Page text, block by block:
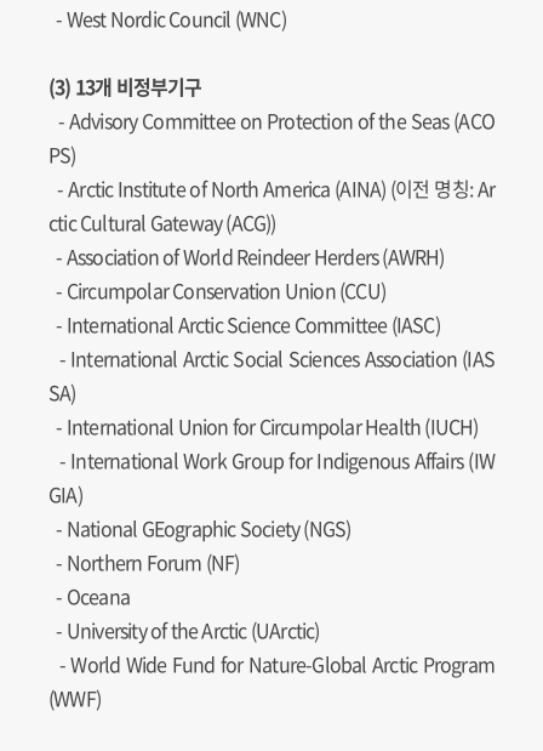
- West Nordic Council (WNC)
(3) 13개 비정부기구
- Advisory Committee on Protection of the Seas (ACO
PS)
- Arctic Institute of North America (AINA) (이전 명칭: Ar
ctic Cultural Gateway (ACG))
- Association of World Reindeer Herders (AWRH)
- Circumpolar Conservation Union (CCU)
- International Arctic Science Committee (IASC)
- International Arctic Social Sciences Association (IAS
SA)
- International Union for Circumpolar Health (IUCH)
- International Work Group for Indigenous Affairs (IW
GIA)
- National GEographic Society (NGS)
- Northern Forum (NF)
- Oceana
- University of the Arctic (UArctic)
- World Wide Fund for Nature-Global Arctic Program
(WWF)